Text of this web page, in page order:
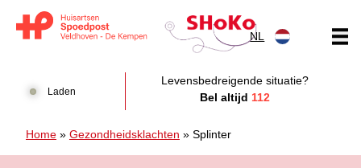
NL
Laden
Levensbedreigende situatie?
Bel altijd 112
Home » Gezondheidsklachten » Splinter